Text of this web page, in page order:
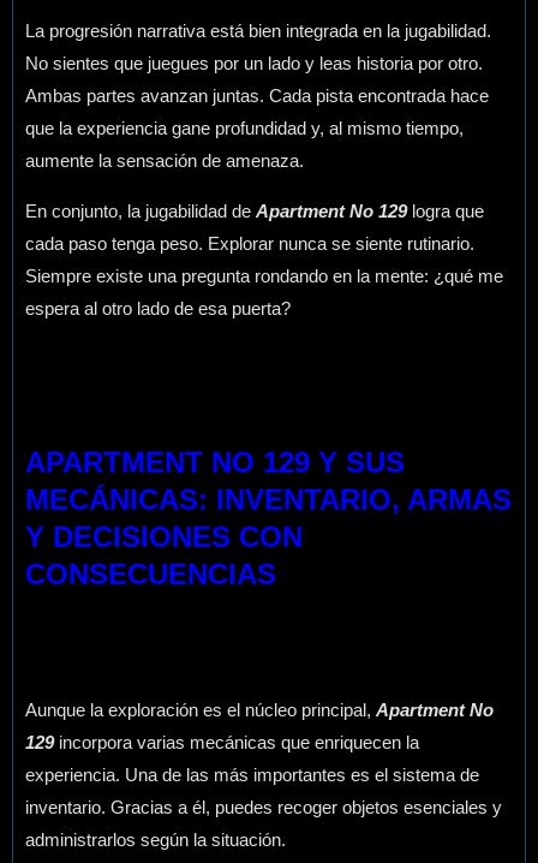
La progresión narrativa está bien integrada en la jugabilidad.
No sientes que juegues por un lado y leas historia por otro.
Ambas partes avanzan juntas. Cada pista encontrada hace
que la experiencia gane profundidad y, al mismo tiempo,
aumente la sensación de amenaza.
En conjunto, la jugabilidad de Apartment No 129logra que
cada paso tenga peso. Explorar nunca se siente rutinario.
Siempre existe una pregunta rondando en la mente: ¿qué me
espera al otro lado de esa puerta?
APARTMENT NO 129 Y SUS
MECÁNICAS: INVENTARIO, ARMAS
Y DECISIONES CON
CONSECUENCIAS
Aunque la exploración es el núcleo principal, Apartment No
129incorpora varias mecánicas que enriquecen la
experiencia. Una de las más importantes es el sistema de
inventario. Gracias a él, puedes recoger objetos esenciales y
administrarlos según la situación.